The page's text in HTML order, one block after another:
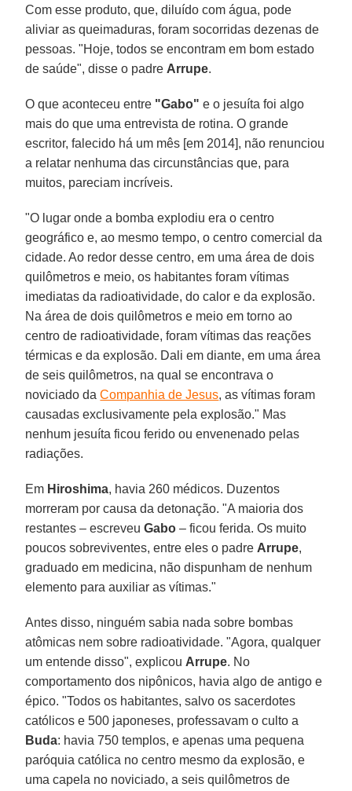
Com esse produto, que, diluído com água, pode
aliviar as queimaduras, foram socorridas dezenas de
pessoas. "Hoje, todos se encontram em bom estado
de saúde", disse o padre Arrupe.
O que aconteceu entre "Gabo" e o jesuíta foi algo
mais do que uma entrevista de rotina. O grande
escritor, falecido há um mês [em 2014], não renunciou
a relatar nenhuma das circunstâncias que, para
muitos, pareciam incríveis.
"O lugar onde a bomba explodiu era o centro
geográfico e, ao mesmo tempo, o centro comercial da
cidade. Ao redor desse centro, em uma área de dois
quilômetros e meio, os habitantes foram vítimas
imediatas da radioatividade, do calor e da explosão.
Na área de dois quilômetros e meio em torno ao
centro de radioatividade, foram vítimas das reações
térmicas e da explosão. Dali em diante, em uma área
de seis quilômetros, na qual se encontrava o
noviciado daCompanhia de Jesus, as vítimas foram
causadas exclusivamente pela explosão." Mas
nenhum jesuíta ficou ferido ou envenenado pelas
radiações.
Em Hiroshima, havia 260 médicos. Duzentos
morreram por causa da detonação. "A maioria dos
restantes – escreveuGabo – ficou ferida. Os muito
poucos sobreviventes, entre eles o padre Arrupe,
graduado em medicina, não dispunham de nenhum
elemento para auxiliar as vítimas."
Antes disso, ninguém sabia nada sobre bombas
atômicas nem sobre radioatividade. "Agora, qualquer
um entende disso", explicou Arrupe. No
comportamento dos nipônicos, havia algo de antigo e
épico. "Todos os habitantes, salvo os sacerdotes
católicos e 500 japoneses, professavam o culto a
Buda: havia 750 templos, e apenas uma pequena
paróquia católica no centro mesmo da explosão, e
uma capela no noviciado, a seis quilômetros de